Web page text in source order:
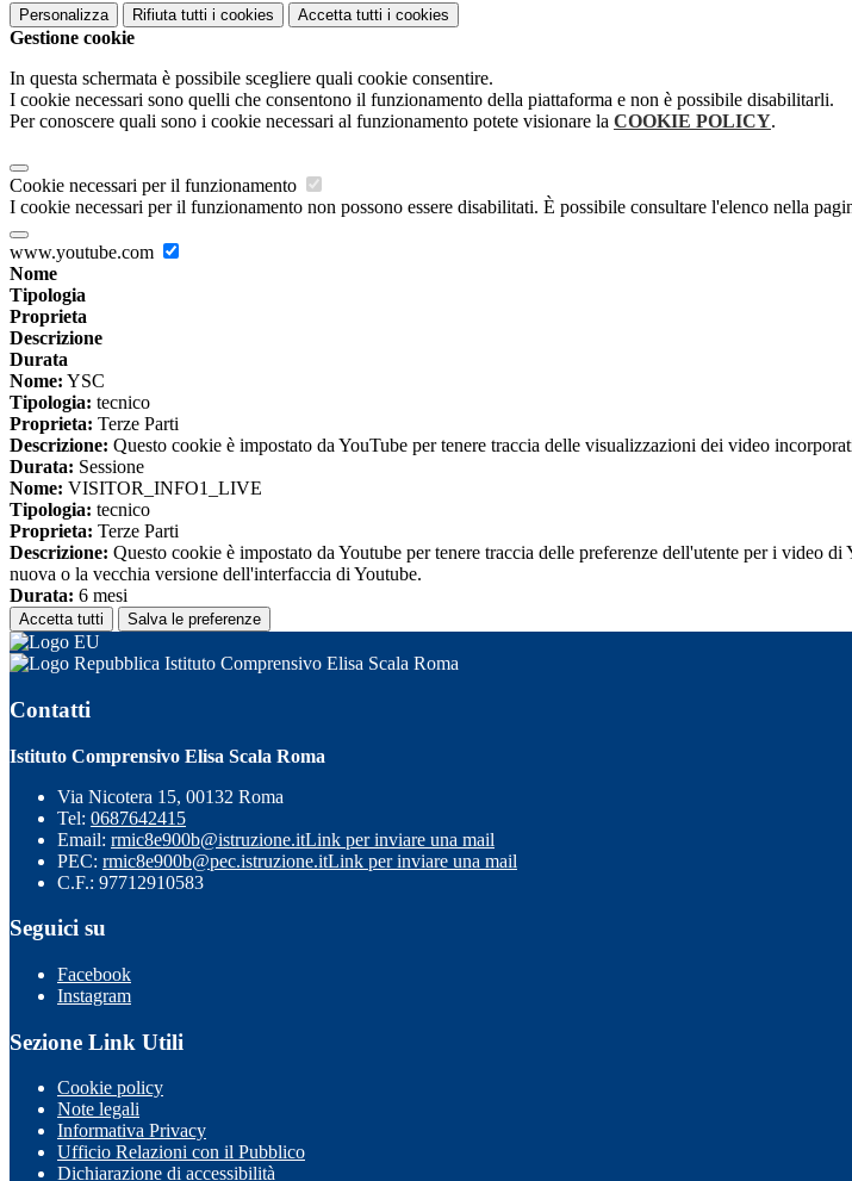
Personalizza Rifiuta tutti i cookies Accetta tutti i cookies
Gestione cookie
In questa schermata è possibile scegliere quali cookie consentire.
I cookie necessari sono quelli che consentono il funzionamento della piattaforma e non è possibile disabilitarli.
Per conoscere quali sono i cookie necessari al funzionamento potete visionare la COOKIE POLICY.
Cookie necessari per il funzionamento
I cookie necessari per il funzionamento non possono essere disabilitati. È possibile consultare l'elenco nella
www.youtube.com
Nome
Tipologia
Proprieta
Descrizione
Durata
Nome: YSC
Tipologia: tecnico
Proprieta: Terze Parti
Descrizione: Questo cookie è impostato da YouTube per tenere traccia delle visualizzazioni dei video
Durata: Sessione
Nome: VISITOR_INFO1_LIVE
Tipologia: tecnico
Proprieta: Terze Parti
Descrizione: Questo cookie è impostato da Youtube per tenere traccia delle preferenze dell'utente per i video
nuova o la vecchia versione dell'interfaccia di Youtube.
Durata: 6 mesi
Accetta tutti Salva le preferenze
Istituto Comprensivo Elisa Scala Roma
Contatti
Istituto Comprensivo Elisa Scala Roma
Via Nicotera 15, 00132 Roma
Tel: 0687642415
Email: rmic8e900b@istruzione.itLink per inviare una mail
PEC: rmic8e900b@pec.istruzione.itLink per inviare una mail
C.F.: 97712910583
Seguici su
Facebook
Instagram
Sezione Link Utili
Cookie policy
Note legali
Informativa Privacy
Ufficio Relazioni con il Pubblico
Dichiarazione di accessibilità